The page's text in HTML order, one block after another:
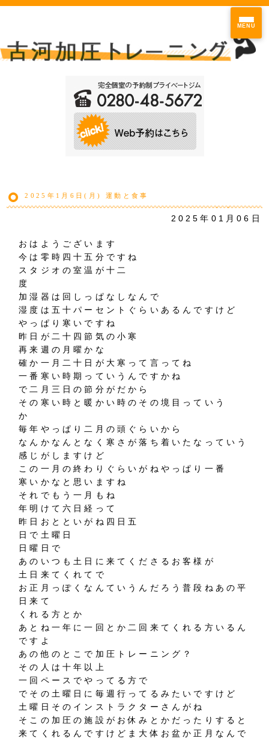
MENU
2025年1月6日(月) 運動と食事
2025年01月06日
おはようございます
今は零時四十五分ですね
スタジオの室温が十二
度
加湿器は回しっぱなしなんで
湿度は五十パーセントぐらいあるんですけど
やっぱり寒いですね
昨日が二十四節気の小寒
再来週の月曜かな
確か一月二十日が大寒って言ってね
一番寒い時期っていうんですかね
で二月三日の節分がだから
その寒い時と暖かい時のその境目っていう
か
毎年やっぱり二月の頭ぐらいから
なんかなんとなく寒さが落ち着いたなっていう
感じがしますけど
この一月の終わりぐらいがねやっぱり一番
寒いかなと思いますね
それでもう一月もね
年明けて六日経って
昨日おとといがね四日五
日で土曜日
日曜日で
あのいつも土日に来てくださるお客様が
土日来てくれてで
お正月っぽくなんていうんだろう普段ねあの平
日来て
くれる方とか
あとね一年に一回とか二回来てくれる方いるん
ですよ
あの他のとこで加圧トレーニング？
その人は十年以上
一回ペースでやってる方で
でその土曜日に毎週行ってるみたいですけど
土曜日そのインストラクターさんがね
そこの加圧の施設がお休みとかだったりすると
来てくれるんですけどま大体お盆か正月なんで